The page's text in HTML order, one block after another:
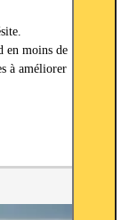
en moins de
à améliorer